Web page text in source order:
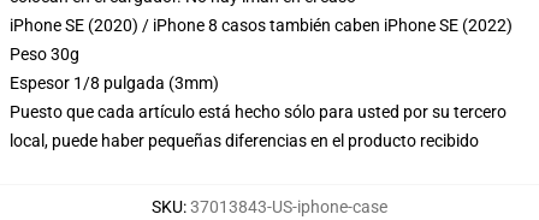
iPhone SE (2020) / iPhone 8 casos también caben iPhone SE (2022)
Peso 30g
Espesor 1/8 pulgada (3mm)
Puesto que cada artículo está hecho sólo para usted por su tercero
local, puede haber pequeñas diferencias en el producto recibido
SKU:37013843-US-iphone-case